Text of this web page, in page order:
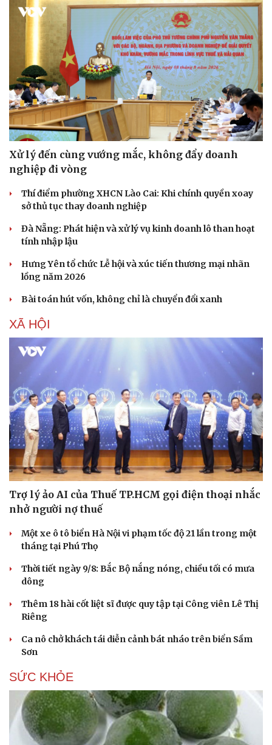
Du lịch
Tư vấn
Săn Tour
check-in
Câu chuyện thời sự
Cửa sổ tình yêu
Kể chuyện cho bé
Xử lý đến cùng vướng mắc, không đẩy doanh
nghiệp đi vòng
Thí điểm phường XHCN Lào Cai: Khi chính quyền xoay
sở thủ tục thay doanh nghiệp
Đà Nẵng: Phát hiện và xử lý vụ kinh doanh lô than hoạt
tính nhập lậu
Hưng Yên tổ chức Lễ hội và xúc tiến thương mại nhãn
lồng năm 2026
Bài toán hút vốn, không chỉ là chuyển đổi xanh
XÃ HỘI
Trợ lý ảo AI của Thuế TP.HCM gọi điện thoại nhắc
nhở người nợ thuế
Một xe ô tô biển Hà Nội vi phạm tốc độ 21 lần trong một
tháng tại Phú Thọ
Thời tiết ngày 9/8: Bắc Bộ nắng nóng, chiều tối có mưa
dông
Thêm 18 hài cốt liệt sĩ được quy tập tại Công viên Lê Thị
Riêng
Ca nô chở khách tái diễn cảnh bát nháo trên biển Sầm
Sơn
SỨC KHỎE